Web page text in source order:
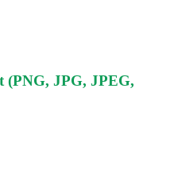
(PNG, JPG, JPEG,